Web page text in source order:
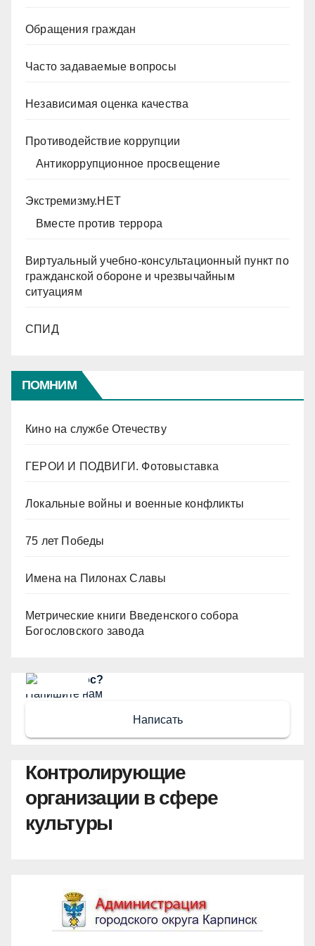
Обращения граждан
Часто задаваемые вопросы
Независимая оценка качества
Противодействие коррупции
Антикоррупционное просвещение
Экстремизму.НЕТ
Вместе против террора
Виртуальный учебно-консультационный пункт по
гражданской обороне и чрезвычайным
ситуациям
СПИД
ПОМНИМ
Кино на службе Отечеству
ГЕРОИ И ПОДВИГИ. Фотовыставка
Локальные войны и военные конфликты
75 лет Победы
Имена на Пилонах Славы
Метрические книги Введенского собора
Богословского завода
Есть вопрос?
Напишите нам
Написать
Контролирующие
организации в сфере
культуры